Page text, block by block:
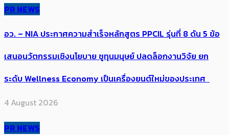
PR NEWS
อว. – NIA ประกาศความสำเร็จหลักสูตร PPCIL รุ่นที่ 8 ดัน 5 ข้อ
เสนอนวัตกรรมเชิงนโยบาย ชูทุนมนุษย์ ปลดล็อกงานวิจัย ยก
ระดับ Wellness Economy เป็นเครื่องยนต์ใหม่ของประเทศ
4 August 2026
PR NEWS